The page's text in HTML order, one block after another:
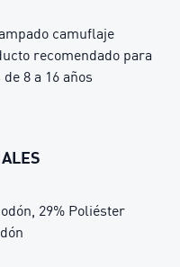
camuflaje
recomendado para
8 a 16 años
29% Poliéster